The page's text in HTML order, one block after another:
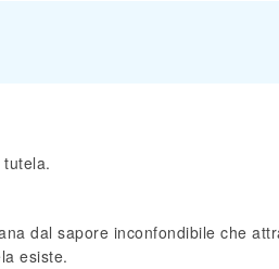
dal sapore inconfondibile che
esiste.